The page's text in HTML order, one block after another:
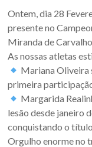
Ontem, dia 28
presente no
Miranda de
As nossas atletas
Mariana Oliveira
primeira
Margarida
lesão desde janeiro
conquistando o
Orgulho enorme no